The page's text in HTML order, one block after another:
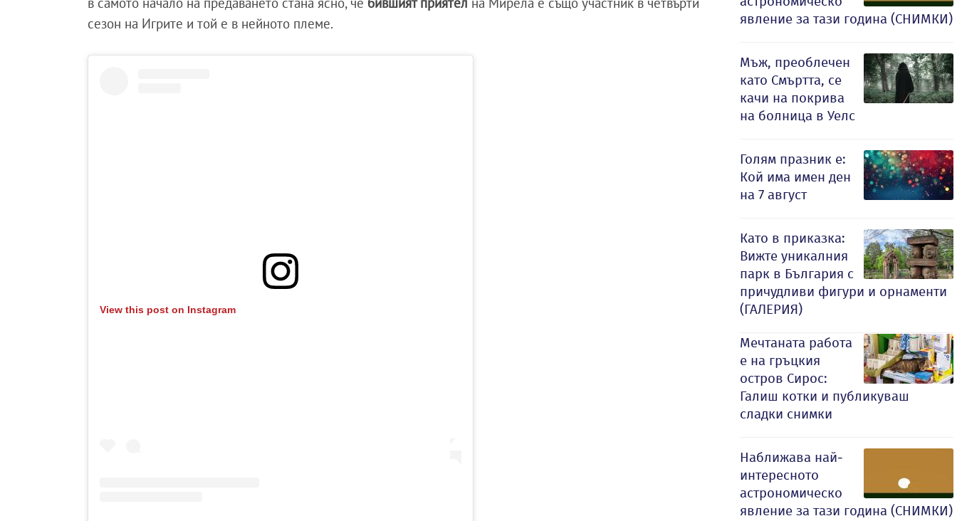
сезон на Игрите и той е в нейното племе.
View this post on Instagram
явление за тази година (СНИМКИ)
Мъж, преоблечен
като Смъртта, се
качи на покрива
на болница в Уелс
Голям празник е:
Кой има имен ден
на 7 август
Като в приказка:
Вижте уникалния
парк в България с
причудливи фигури и орнаменти
(ГАЛЕРИЯ)
Мечтаната работа
е на гръцкия
остров Сирос:
Галиш котки и публикуваш
сладки снимки
Наближава най-
интересното
астрономическо
явление за тази година (СНИМКИ)